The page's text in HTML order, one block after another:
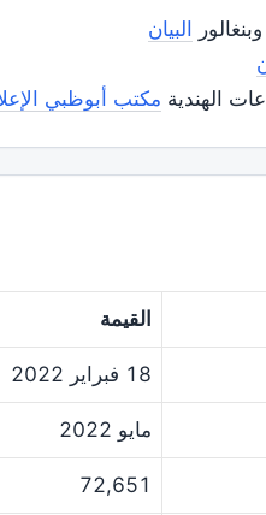
البيان
الهندية مكتب أبوظبي
القيمة
18 فبراير 2022
مايو 2022
72,651